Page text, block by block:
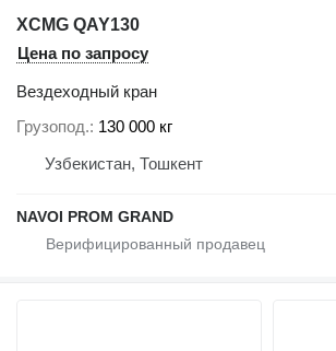
XCMG QAY130
Цена по запросу
Вездеходный кран
Грузопод. 130 000 кг
Узбекистан, Тошкент
NAVOI PROM GRAND